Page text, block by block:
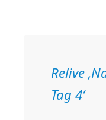
Relive
Tag 4‘